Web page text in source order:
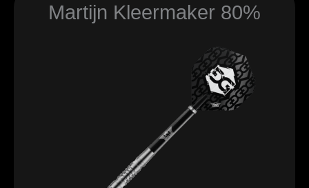
Martijn Kleermaker 80%